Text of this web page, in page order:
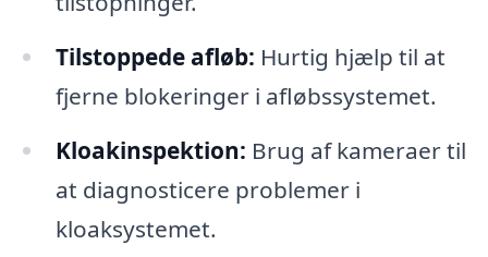
Tilstoppede afløb: Hurtig hjælp til at
fjerne blokeringer i afløbssystemet.
Kloakinspektion: Brug af kameraer til
at diagnosticere problemer i
kloaksystemet.